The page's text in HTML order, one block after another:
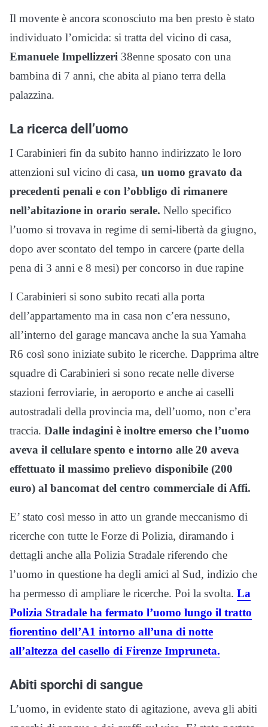
Il movente è ancora sconosciuto ma ben presto è stato
individuato l’omicida: si tratta del vicino di casa,
Emanuele Impellizzeri 38enne sposato con una
bambina di 7 anni, che abita al piano terra della
palazzina.
La ricerca dell’uomo
I Carabinieri fin da subito hanno indirizzato le loro
attenzioni sul vicino di casa, un uomo gravato da
precedenti penali e con l’obbligo di rimanere
nell’abitazione in orario serale. Nello specifico
l’uomo si trovava in regime di semi-libertà da giugno,
dopo aver scontato del tempo in carcere (parte della
pena di 3 anni e 8 mesi) per concorso in due rapine
I Carabinieri si sono subito recati alla porta
dell’appartamento ma in casa non c’era nessuno,
all’interno del garage mancava anche la sua Yamaha
R6 così sono iniziate subito le ricerche. Dapprima altre
squadre di Carabinieri si sono recate nelle diverse
stazioni ferroviarie, in aeroporto e anche ai caselli
autostradali della provincia ma, dell’uomo, non c’era
traccia. Dalle indagini è inoltre emerso che l’uomo
aveva il cellulare spento e intorno alle 20 aveva
effettuato il massimo prelievo disponibile (200
euro) al bancomat del centro commerciale di Affi.
E’ stato così messo in atto un grande meccanismo di
ricerche con tutte le Forze di Polizia, diramando i
dettagli anche alla Polizia Stradale riferendo che
l’uomo in questione ha degli amici al Sud, indizio che
ha permesso di ampliare le ricerche. Poi la svolta. La
Polizia Stradale ha fermato l’uomo lungo il tratto
fiorentino dell’A1 intorno all’una di notte
all’altezza del casello di Firenze Impruneta.
Abiti sporchi di sangue
L’uomo, in evidente stato di agitazione, aveva gli abiti